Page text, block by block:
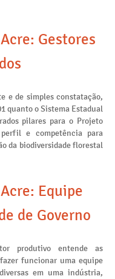
Gestores
e de simples constatação,
quanto o Sistema Estadual
pilares para o Projeto
e competência para
da biodiversidade florestal
Equipe
de Governo
produtivo entende as
funcionar uma equipe
em uma indústria,